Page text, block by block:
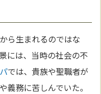
ら生まれるのではな
には、当時の社会の不
では、貴族や聖職者が
義務に苦しんでいた。